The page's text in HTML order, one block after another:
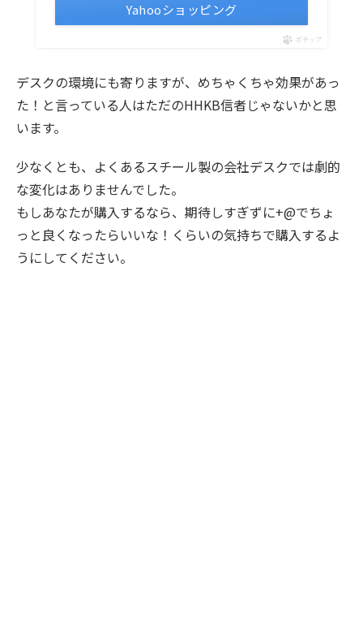
Yahooショッピング
ポチップ
デスクの環境にも寄りますが、めちゃくちゃ効果があっ
た！と言っている人はただのHHKB信者じゃないかと思
います。
少なくとも、よくあるスチール製の会社デスクでは劇的
な変化はありませんでした。
もしあなたが購入するなら、期待しすぎずに+@でちょ
っと良くなったらいいな！くらいの気持ちで購入するよ
うにしてください。